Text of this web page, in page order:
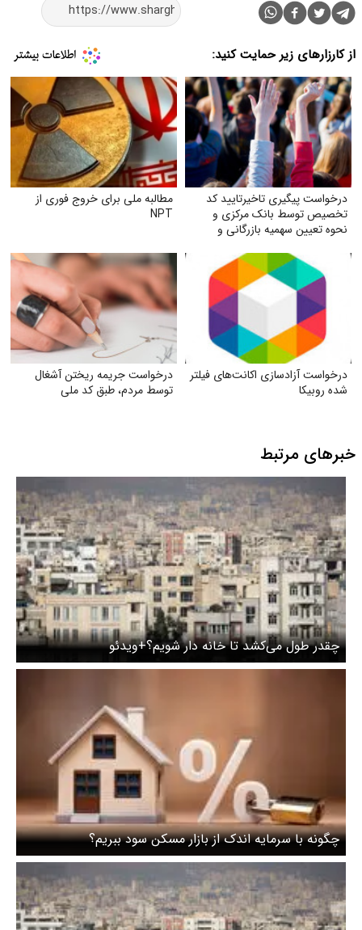
از کارزارهای زیر حمایت کنید:
درخواست پیگیری تاخیرتایید کد
تخصیص توسط بانک مرکزی و
نحوه تعیین سهمیه بازرگانی و
مطالبه ملی برای خروج فوری از
NPT
درخواست آزادسازی اکانت‌های فیلتر
شده روبیکا
درخواست جریمه ریختن آشغال
توسط مردم، طبق کد ملی
خبرهای مرتبط
چقدر طول می‌‌کشد تا خانه دار شویم؟+ویدئو
چگونه با سرمایه اندک از بازار مسکن سود ببریم؟